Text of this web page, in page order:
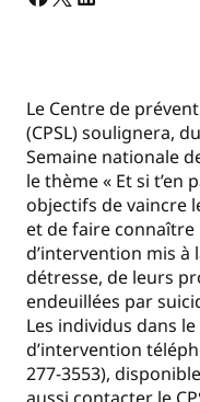
Le Centre de
(CPSL) soulignera,
Semaine nationale
le thème « Et si t’en
objectifs de vaincre
et de faire
d’intervention mis à
détresse, de leurs
endeuillées par
Les individus dans
d’intervention
277-3553),